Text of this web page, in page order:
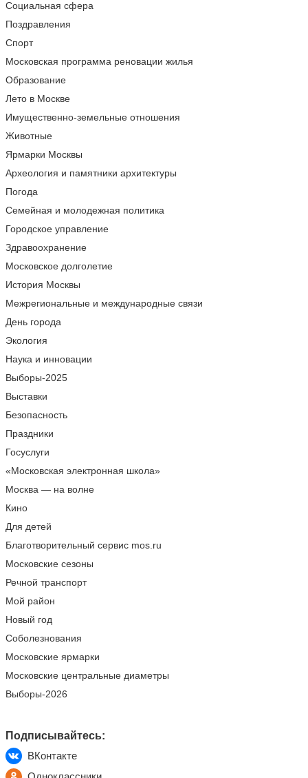
Социальная сфера
Поздравления
Спорт
Московская программа реновации жилья
Образование
Лето в Москве
Имущественно-земельные отношения
Животные
Ярмарки Москвы
Археология и памятники архитектуры
Погода
Семейная и молодежная политика
Городское управление
Здравоохранение
Московское долголетие
История Москвы
Межрегиональные и международные связи
День города
Экология
Наука и инновации
Выборы-2025
Выставки
Безопасность
Праздники
Госуслуги
«Московская электронная школа»
Москва — на волне
Кино
Для детей
Благотворительный сервис mos.ru
Московские сезоны
Речной транспорт
Мой район
Новый год
Соболезнования
Московские ярмарки
Московские центральные диаметры
Выборы-2026
Подписывайтесь:
ВКонтакте